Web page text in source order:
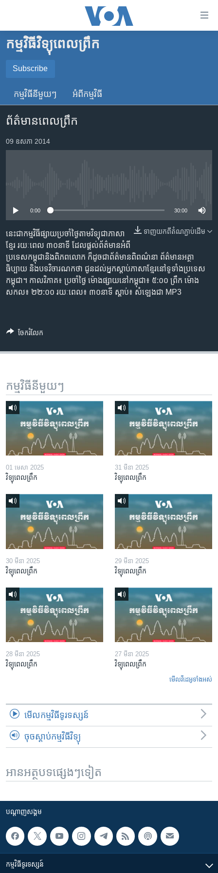
គេហទំព័រ​
ទាក់ទង
រំលង​
ទំព័រ​
ព័ត៌មាន​​
តែ​
ម្តង
រចនា
សម្ព័ន្ធ​
រំលង​
និង​
ចូល​
ទៅ​
កាន់​
កម្ពុជា
អន្តរជាតិ
ចិន
ហេឡូវីអូអេ
កម្ពុជាច្នៃប្រតិដ្ឋ
កម្មវិធីទាំងអស់
Khmer English
បណ្តាញ​សង្គម
កម្មវិធីវិទ្យុពេលព្រឹក
Subscribe
SUBSCRIBE
កម្មវិធី​នីមួយៗ អំពី​កម្មវិធី​
ព័ត៌មានពេលព្រឹក
09 ឧសភា 2014
0:00 30:00
ទាញ​យក​ពី​តំណភ្ជាប់​ដើម
នេះជា​កម្ម​វិធីផ្សាយ​ប្រចាំថ្ងៃ​តាម​វិទ្យុ​ជា​ភាសា​
ខ្មែរ​ រយៈ​ពេល​ ៣០​​នាទី ដែល​ផ្តល់​ព័ត៌មាន​អំពី​
ប្រទេស​កម្ពុជា​និង​ពិភព​លោក​ ក៏ដូច​​ជា​ព័ត៌មាន​ពិពណ៌នា​ ព័ត៌មាន​អត្ថា​
ធិប្បាយ​ និង​បទ​​វិចារណកថា​ ជូន​ដល់​អ្នក​ស្តាប់​ភាសា​ខ្មែរ​នៅ​ទូទាំង​ប្រទេស​
កម្ពុជា។ កាល​វិភាគ៖ ប្រចាំ​ថ្ងៃ ម៉ោង​ផ្សាយ​នៅ​កម្ពុជា៖ ៥:០០ ព្រឹក ម៉ោង​
សកល៖ ២២:០០ រយៈពេល៖ ៣០​នាទី ស្តាប់​៖ សំឡេងជា​ MP3
ចែករំលែក
កម្មវិធី​នីមួយៗ
01 មេសា 2025
វិទ្យុពេលព្រឹក
31 មីនា 2025
វិទ្យុពេលព្រឹក
30 មីនា 2025
វិទ្យុពេលព្រឹក
29 មីនា 2025
វិទ្យុពេលព្រឹក
28 មីនា 2025
វិទ្យុពេលព្រឹក
27 មីនា 2025
វិទ្យុពេលព្រឹក
មើល​វីដេអូ​ទាំង​អស់
មើល​កម្មវិធី​ទូរទស្សន៍
ចុចស្តាប់កម្មវិធីវិទ្យុ
អានអត្ថបទផ្សេងៗទៀត
បណ្តាញ​សង្គម
កម្មវិធី​ទូរទស្សន៍